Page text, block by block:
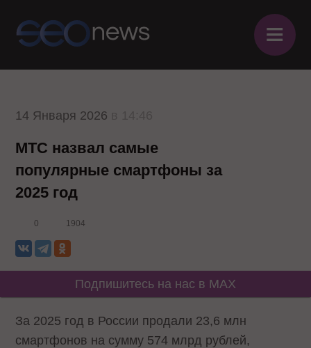
≡
14 Января 2026
МТС назвал самые
популярные смартфоны за
2025 год
0 1904
Подпишитесь на нас в MAX
За 2025 год в России продали 23,6 млн
смартфонов на сумму 574 млрд рублей,